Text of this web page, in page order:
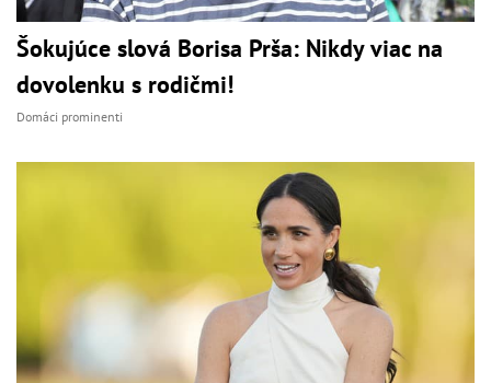
Šokujúce slová Borisa Prša: Nikdy viac na
dovolenku s rodičmi!
Domáci prominenti